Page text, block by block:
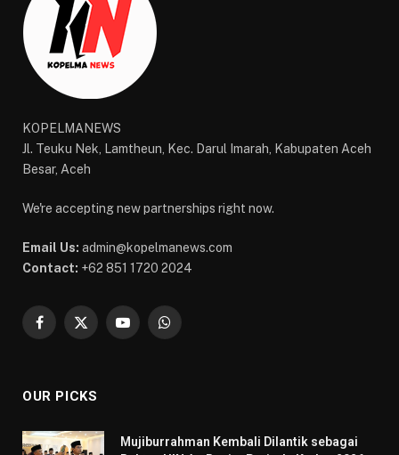
KOPELMANEWS
Jl. Teuku Nek, Lamtheun, Kec. Darul Imarah, Kabupaten Aceh
Besar, Aceh
We're accepting new partnerships right now.
Email Us: admin@kopelmanews.com
Contact: +62 851 1720 2024
Facebook
X
YouTubeWhatsApp
OUR PICKS
Mujiburrahman Kembali Dilantik sebagai